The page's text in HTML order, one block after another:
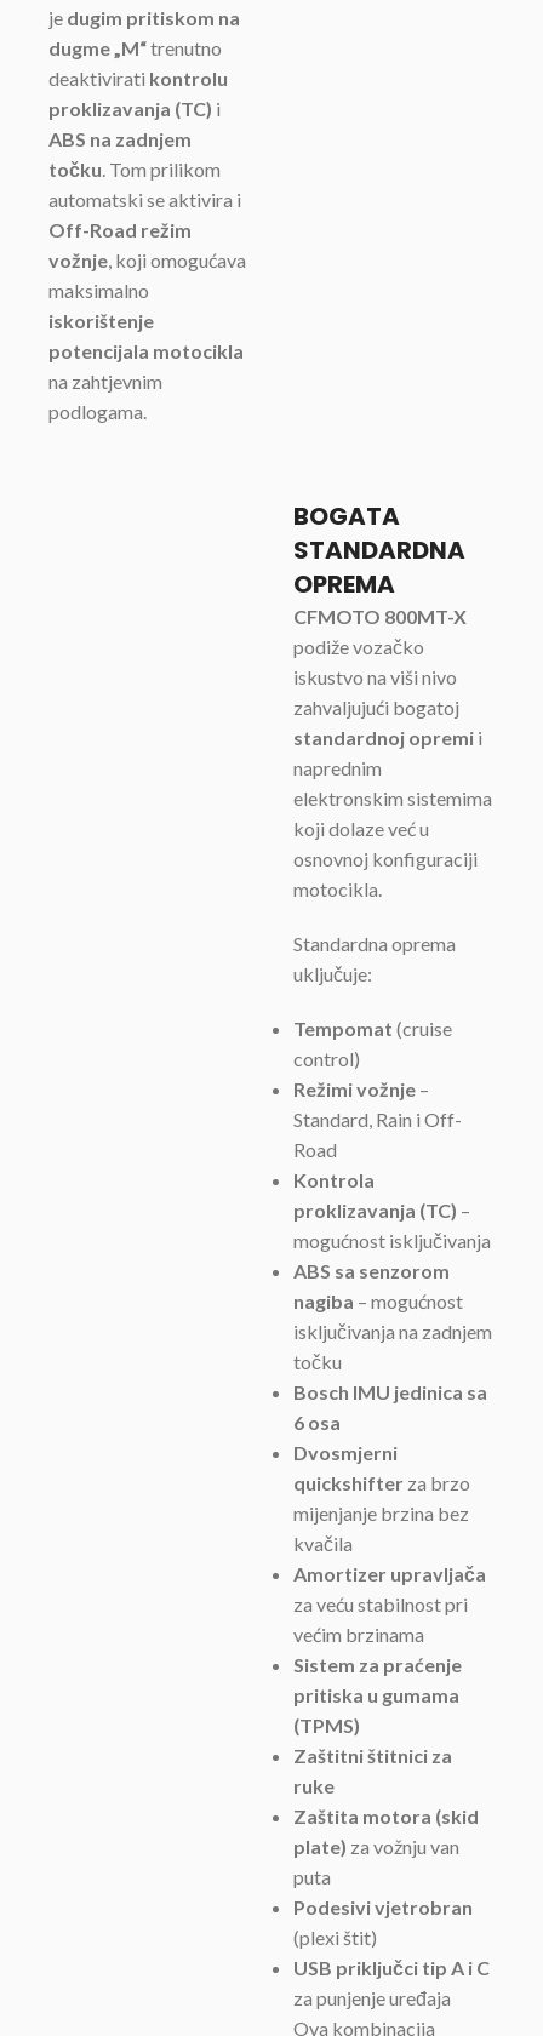
je dugim pritiskom na
dugme „M“trenutno
deaktivirati kontrolu
proklizavanja (TC) i
ABS na zadnjem
točku . Tom prilikom
automatski se aktivira i
Off-Road režim
vožnje , koji omogućava
maksimalno
iskorištenje
potencijala motocikla
na zahtjevnim
podlogama.
BOGATA
STANDARDNA
OPREMA
CFMOTO 800MT-X
podiže vozačko
iskustvo na viši nivo
zahvaljujući bogatoj
standardnoj opremi i
naprednim
elektronskim sistemima
koji dolaze već u
osnovnoj konfiguraciji
motocikla.
Standardna oprema
uključuje:
Tempomat (cruise
control)
Režimi vožnje –
Standard, Rain i Off-
Road
Kontrola
proklizavanja (TC) –
mogućnost isključivanja
ABS sa senzorom
nagiba – mogućnost
isključivanja na zadnjem
točku
Bosch IMU jedinica sa
6 osa
Dvosmjerni
quickshifter za brzo
mijenjanje brzina bez
kvačila
Amortizer upravljača
za veću stabilnost pri
većim brzinama
Sistem za praćenje
pritiska u gumama
(TPMS)
Zaštitni štitnici za
ruke
Zaštita motora (skid
plate) za vožnju van
puta
Podesivi vjetrobran
(plexi štit)
USB priključci tip A i C
za punjenje uređaja
Ova kombinacija